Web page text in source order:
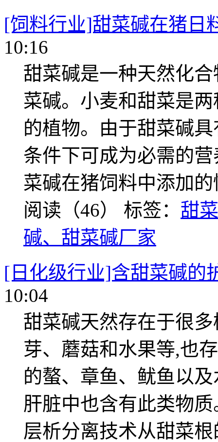
[饲料行业]甜菜碱在猪日
10:16
甜菜碱是一种天然化
菜碱。小麦和甜菜是
的植物。由于甜菜碱
条件下可成为必需的
菜碱在猪饲料中添加
阅读（46） 标签： 甜
碱、甜菜碱厂家
[日化级行业]含甜菜碱的
10:04
甜菜碱天然存在于很
芽、蘑菇和水果等,也
的螯、章鱼、鱿鱼以
肝脏中也含有此类物
层析分离技术从甜菜